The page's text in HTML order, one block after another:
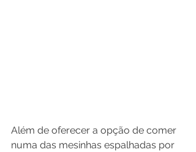
Além de oferecer a opção de comer
numa das mesinhas espalhadas por